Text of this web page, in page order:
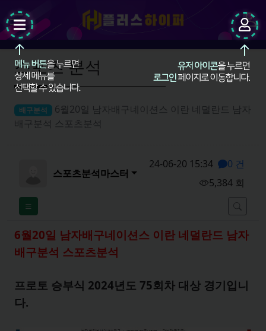
팝업레이어 알림
팝업레이어 알림이 없습니다.